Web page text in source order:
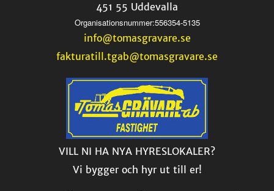
451 55 Uddevalla
Organisationsnummer:556354-5135
info@tomasgravare.se
fakturatill.tgab@tomasgravare.se
VILL NI HA NYA HYRESLOKALER?
Vi bygger och hyr ut till er!